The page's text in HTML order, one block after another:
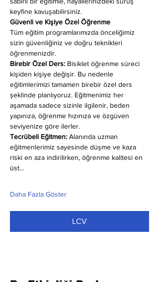
keyfine kavuşabilirsiniz.
Güvenli ve Kişiye Özel Öğrenme
Tüm eğitim programlarımızda önceliğimiz
sizin güvenliğiniz ve doğru teknikleri
öğrenmenizdir.
Birebir Özel Ders: Bisiklet öğrenme süreci
kişiden kişiye değişir. Bu nedenle
eğitimlerimizi tamamen birebir özel ders
şeklinde planlıyoruz. Eğitmenimiz her
aşamada sadece sizinle ilgilenir, beden
yapınıza, öğrenme hızınıza ve özgüven
seviyenize göre ilerler.
Tecrübeli Eğitmen: Alanında uzman
eğitmenlerimiz sayesinde düşme ve kaza
riski en aza indirilirken, öğrenme kalitesi en
üst…
Daha Fazla Göster
LCV